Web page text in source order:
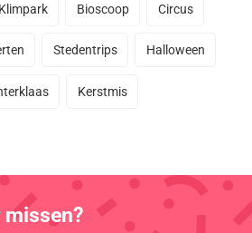
Klimpark Bioscoop Circus
Stedentrips Halloween
Kerstmis